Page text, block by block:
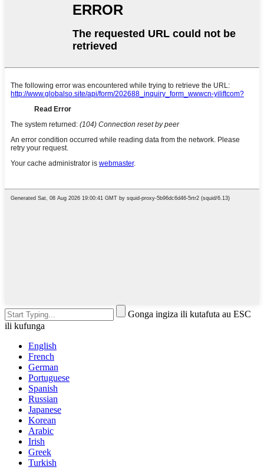
Gonga ingiza ili kutafuta au ESC
ili kufunga
English
French
German
Portuguese
Spanish
Russian
Japanese
Korean
Arabic
Irish
Greek
Turkish